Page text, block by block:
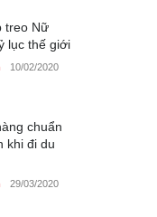
treo Nữ
lục thế giới
10/02/2020
chuẩn
khi đi du
29/03/2020